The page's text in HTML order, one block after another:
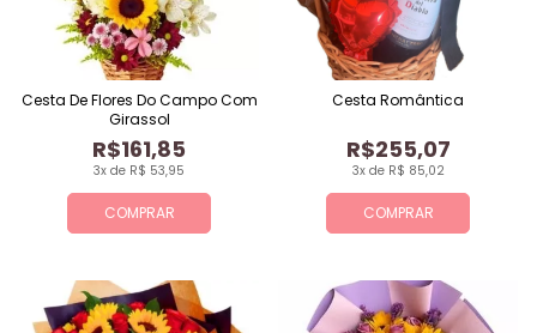
COMPRAR
3x de R$ 53,95
R$161,85
Cesta De Flores Do Campo Com
Girassol
COMPRAR
3x de R$ 85,02
R$255,07
Cesta Romântica